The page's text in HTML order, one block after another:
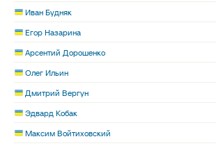
Иван Будняк
Егор Назарина
Арсентий Дорошенко
Олег Ильин
Дмитрий Вергун
Эдвард Кобак
Максим Войтиховский